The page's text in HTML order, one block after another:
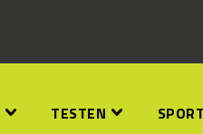
TESTEN SPORT